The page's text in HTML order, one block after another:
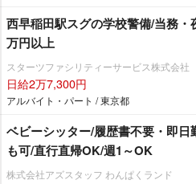
西早稲田駅スグの学校警備/当務
万円以上
スターツファシリティーサービス株式会社
日給2万7,300円
アルバイト・パート / 東京都
ベビーシッター/履歴書不要・即
も可/直行直帰OK/週1～OK
株式会社アズスタッフ わんぱくランド